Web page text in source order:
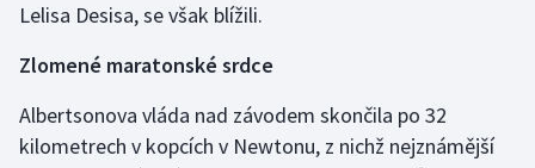
Sportovní střelba
Triatlon
Lelisa Desisa, se však blížili.
Zlomené maratonské srdce
Albertsonova vláda nad závodem skončila po 32
kilometrech v kopcích v Newtonu, z nichž nejznámější